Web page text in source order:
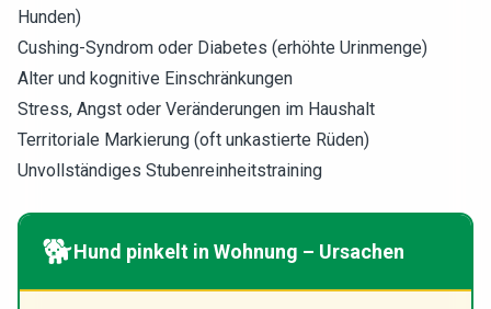
Hunden)
Cushing-Syndrom oder Diabetes (erhöhte Urinmenge)
Alter und kognitive Einschränkungen
Stress, Angst oder Veränderungen im Haushalt
Territoriale Markierung (oft unkastierte Rüden)
Unvollständiges Stubenreinheitstraining
🐕Hund pinkelt in Wohnung – Ursachen